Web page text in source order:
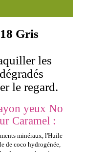
Gris
les
le regard.
yeux No
Caramel :
minéraux, l'Huile
de coco hydrogénée,